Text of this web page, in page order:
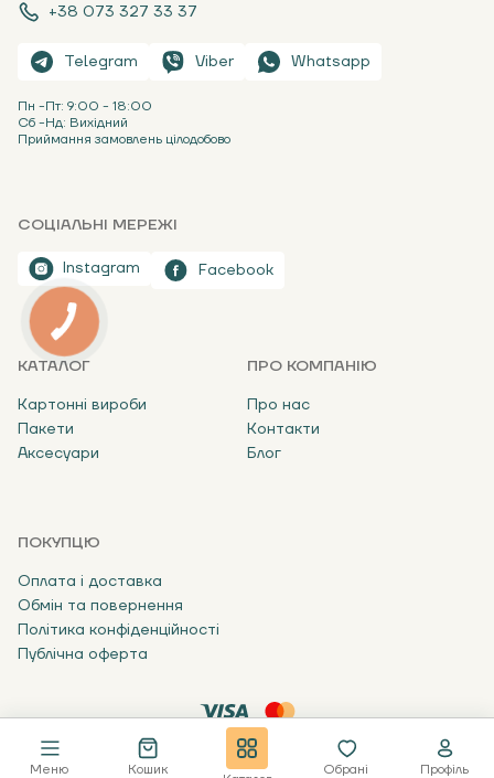
Меню Кошик Обрані Профіль
14.8 ₴ В один клік
+38 073 327 33 37
Telegram Viber Whatsapp
Пн -Пт: 9:00 - 18:00
Сб -Нд: Вихідний
Приймання замовлень цілодобово
СОЦІАЛЬНІ МЕРЕЖІ
Instagram Facebook
КАТАЛОГ
Картонні вироби
Пакети
Аксесуари
ПРО КОМПАНІЮ
Про нас
Контакти
Блог
ПОКУПЦЮ
Оплата і доставка
Обмін та повернення
Політика конфіденційності
Публічна оферта
© Запаковано 2024 Designed By: